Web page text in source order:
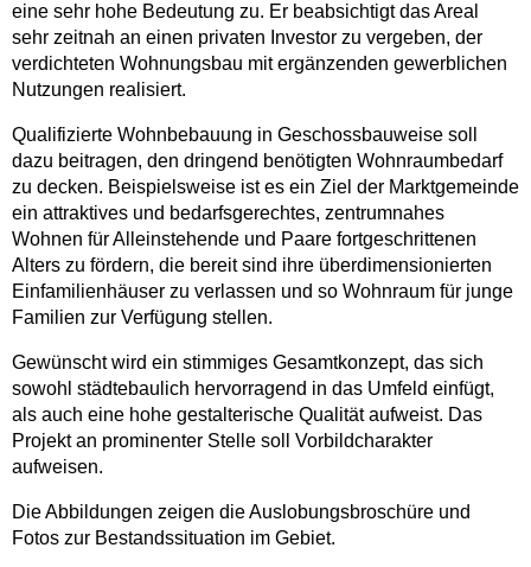
eine sehr hohe Bedeutung zu. Er beabsichtigt das Areal
sehr zeitnah an einen privaten Investor zu vergeben, der
verdichteten Wohnungsbau mit ergänzenden gewerblichen
Nutzungen realisiert.
Qualifizierte Wohnbebauung in Geschossbauweise soll
dazu beitragen, den dringend benötigten Wohnraumbedarf
zu decken. Beispielsweise ist es ein Ziel der Marktgemeinde
ein attraktives und bedarfsgerechtes, zentrumnahes
Wohnen für Alleinstehende und Paare fortgeschrittenen
Alters zu fördern, die bereit sind ihre überdimensionierten
Einfamilienhäuser zu verlassen und so Wohnraum für junge
Familien zur Verfügung stellen.
Gewünscht wird ein stimmiges Gesamtkonzept, das sich
sowohl städtebaulich hervorragend in das Umfeld einfügt,
als auch eine hohe gestalterische Qualität aufweist. Das
Projekt an prominenter Stelle soll Vorbildcharakter
aufweisen.
Die Abbildungen zeigen die Auslobungsbroschüre und
Fotos zur Bestandssituation im Gebiet.